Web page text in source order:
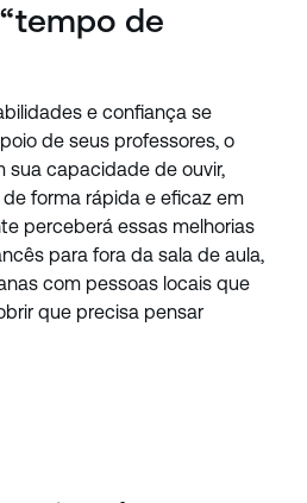
de
e confiança se
de seus professores, o
sua capacidade de ouvir,
forma rápida e eficaz em
perceberá essas melhorias
para fora da sala de aula,
com pessoas locais que
que precisa pensar